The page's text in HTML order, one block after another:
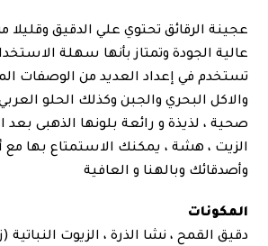
عجينة الرقائق تحتوي علي الدقيق وقليلا
عالية الجودة وتمتاز بأنها سهلة
تستخدم في إعداد العديد من الوصفات
والاكل البحري والجبن وكذلك الحلو
صحية ، لذيذة و رائعة بلونها الذهبى بعد
الزيت ، هشة ، يمكنك الاستمتاع بها مع
وأصدقائك وبالهنا و العافية
المكونات
دقيق القمح ، نشا الذرة ، الزيوت النباتية